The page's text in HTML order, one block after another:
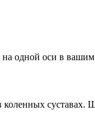
одной оси в
коленных